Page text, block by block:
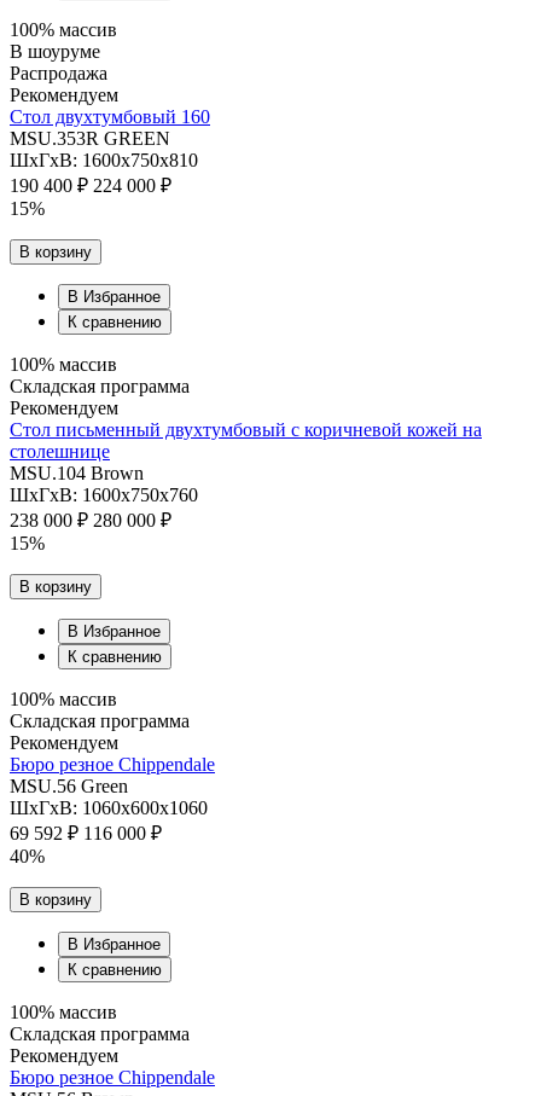
100% массив
В шоуруме
Распродажа
Рекомендуем
Стол двухтумбовый 160
MSU.353R GREEN
ШхГхВ: 1600х750х810
190 400 ₽ 224 000 ₽
15%
В корзину
В Избранное
К сравнению
100% массив
Складская программа
Рекомендуем
Стол письменный двухтумбовый с коричневой кожей на
столешнице
MSU.104 Brown
ШхГхВ: 1600х750х760
238 000 ₽ 280 000 ₽
15%
В корзину
В Избранное
К сравнению
100% массив
Складская программа
Рекомендуем
Бюро резное Chippendale
MSU.56 Green
ШхГхВ: 1060х600х1060
69 592 ₽ 116 000 ₽
40%
В корзину
В Избранное
К сравнению
100% массив
Складская программа
Рекомендуем
Бюро резное Chippendale